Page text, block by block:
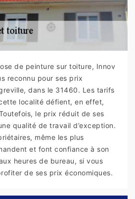
de peinture sur toiture, Innov
reconnu pour ses prix
dans le 31460. Les tarifs
localité défient, en effet,
le prix réduit de ses
qualité de travail d’exception.
même les plus
et font confiance à son
heures de bureau, si vous
de ses prix économiques.